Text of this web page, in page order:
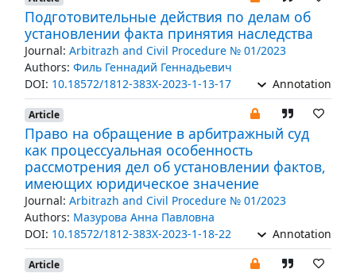
Подготовительные действия по делам об
установлении факта принятия наследства
Journal: Arbitrazh and Civil Procedure № 01/2023
Authors: Филь Геннадий Геннадьевич
DOI: 10.18572/1812-383X-2023-1-13-17 Annotation
Article
Право на обращение в арбитражный суд
как процессуальная особенность
рассмотрения дел об установлении фактов,
имеющих юридическое значение
Journal: Arbitrazh and Civil Procedure № 01/2023
Authors: Мазурова Анна Павловна
DOI: 10.18572/1812-383X-2023-1-18-22 Annotation
Article